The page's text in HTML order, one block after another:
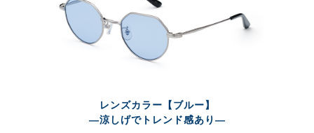
レンズカラー【ブルー】
—涼しげでトレンド感あり—